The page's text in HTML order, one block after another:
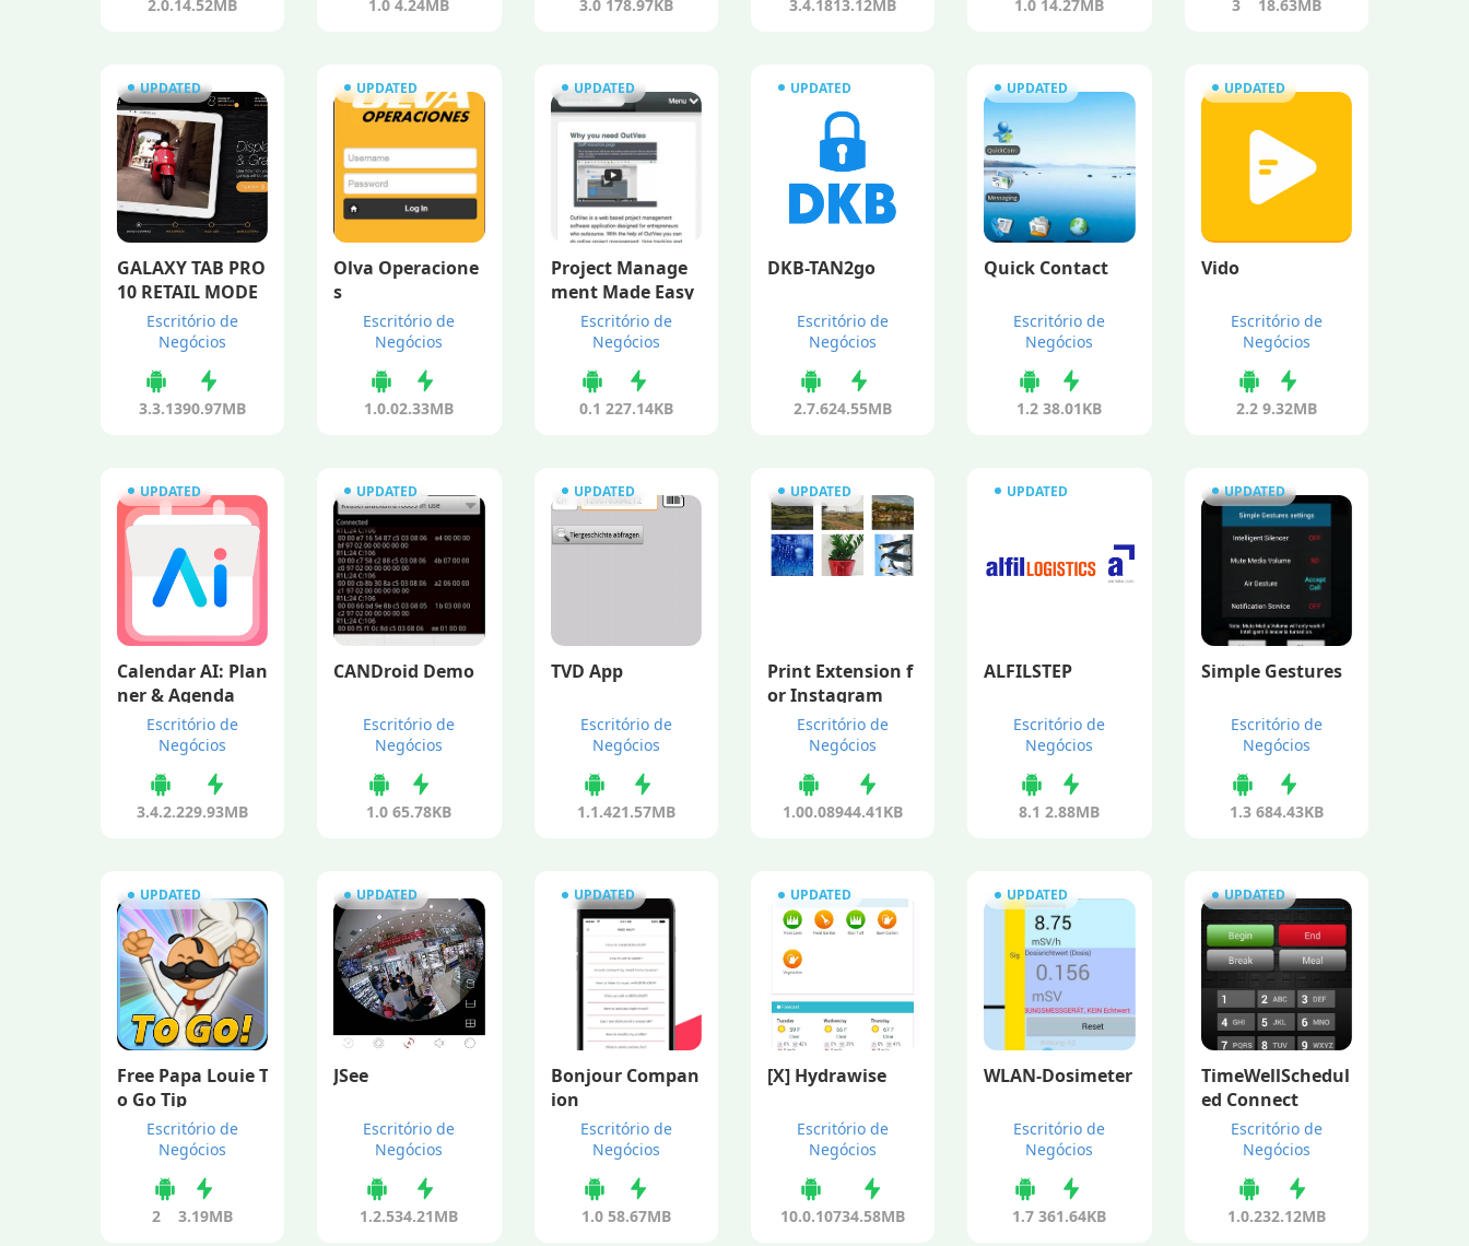
2.0.14.52MB 1.0 4.24MB 3.0 178.97KB 3.4.1813.12MB 1.0 14.27MB 3 18.63MB
UPDATED
GALAXY TAB PRO
10 RETAIL MODE
Escritório de
Negócios
3.3.1390.97MB
UPDATED
Olva Operacione
s
Escritório de
Negócios
1.0.02.33MB
UPDATED
Project Manage
ment Made Easy
Escritório de
Negócios
0.1 227.14KB
UPDATED
DKB-TAN2go
Escritório de
Negócios
2.7.624.55MB
UPDATED
Quick Contact
Escritório de
Negócios
1.2 38.01KB
UPDATED
Vido
Escritório de
Negócios
2.2 9.32MB
UPDATED
Calendar AI: Plan
ner & Agenda
Escritório de
Negócios
3.4.2.229.93MB
UPDATED
CANDroid Demo
Escritório de
Negócios
1.0 65.78KB
UPDATED
TVD App
Escritório de
Negócios
1.1.421.57MB
UPDATED
Print Extension f
or Instagram
Escritório de
Negócios
1.00.08944.41KB
UPDATED
ALFILSTEP
Escritório de
Negócios
8.1 2.88MB
UPDATED
Simple Gestures
Escritório de
Negócios
1.3 684.43KB
UPDATED
Free Papa Louie T
o Go Tip
Escritório de
Negócios
2 3.19MB
UPDATED
JSee
Escritório de
Negócios
1.2.534.21MB
UPDATED
Bonjour Compan
ion
Escritório de
Negócios
1.0 58.67MB
UPDATED
[X] Hydrawise
Escritório de
Negócios
10.0.10734.58MB
UPDATED
WLAN-Dosimeter
Escritório de
Negócios
1.7 361.64KB
UPDATED
TimeWellSchedul
ed Connect
Escritório de
Negócios
1.0.232.12MB